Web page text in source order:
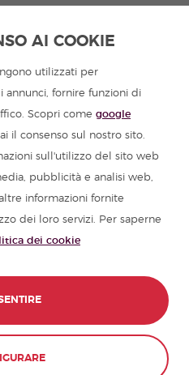
Latina
AI COOKIE
utilizzati per
annunci, fornire funzioni di
Scopri come google
il consenso sul nostro sito.
sull'utilizzo del sito web
pubblicità e analisi web,
informazioni fornite
dei loro servizi. Per saperne
dei cookie